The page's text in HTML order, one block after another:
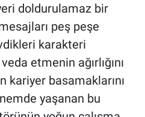
doldurulamaz bir
peş peşe
karakteri
etmenin ağırlığını
kariyer basamaklarını
yaşanan bu